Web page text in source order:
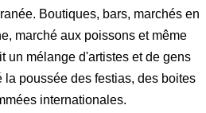
Boutiques, bars, marchés en
marché aux poissons et même
un mélange d'artistes et de gens
la poussée des festias, des boites
internationales.